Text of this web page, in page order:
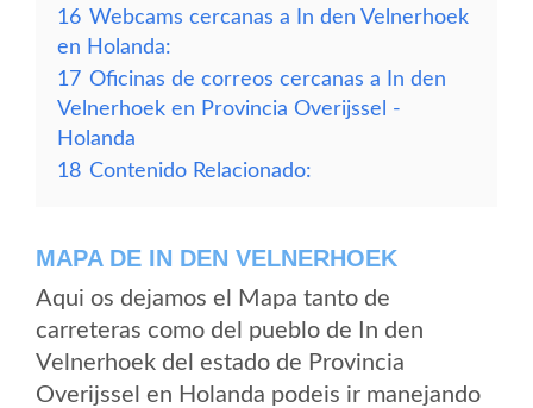
16 Webcams cercanas a In den Velnerhoek
en Holanda:
17 Oficinas de correos cercanas a In den
Velnerhoek en Provincia Overijssel -
Holanda
18 Contenido Relacionado:
MAPA DE IN DEN VELNERHOEK
Aqui os dejamos el Mapa tanto de
carreteras como del pueblo de In den
Velnerhoek del estado de Provincia
Overijssel en Holanda podeis ir manejando